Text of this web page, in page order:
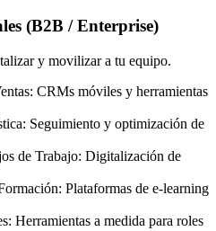
(B2B / Enterprise)
y movilizar a tu equipo.
CRMs móviles y herramientas
Seguimiento y optimización de
de Trabajo: Digitalización de
Plataformas de e-learning
Herramientas a medida para roles